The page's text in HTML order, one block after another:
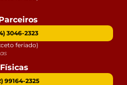
3046-2323
feriado)
99164-2325